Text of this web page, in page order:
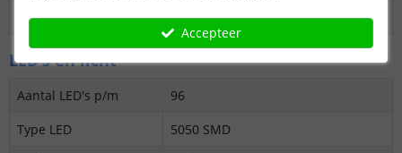
Datasheet
Download
LED's en licht
Aantal LED's p/m
96
Type LED
5050 SMD
Accepteer